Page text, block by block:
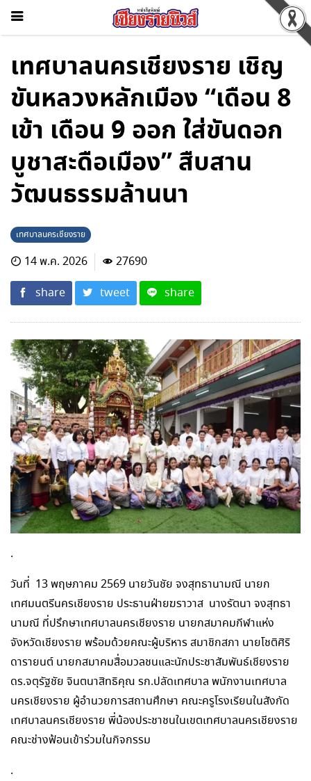
เทศบาลนครเชียงราย เชิญ
ขันหลวงหลักเมือง “เดือน 8
เข้า เดือน 9 ออก ใส่ขันดอก
บูชาสะดือเมือง” สืบสาน
วัฒนธรรมล้านนา
เทศบาลนครเชียงราย
14 พ.ค. 2026
27690
share
tweet share
.
วันที่ 13 พฤษภาคม 2569 นายวันชัย จงสุทธานามณี นายก
เทศมนตรีนครเชียงราย ประธานฝ่ายฆราวาส นางรัตนา จงสุทธา
นามณี ที่ปรึกษาเทศบาลนครเชียงราย นายกสมาคมกีฬาแห่ง
จังหวัดเชียงราย พร้อมด้วยคณะผู้บริหาร สมาชิกสภา นายโชติศิริ
ดารายนต์ นายกสมาคมสื่อมวลชนและนักประชาสัมพันธ์เชียงราย
ดร.จตุรัฐชัย จินตนาสิทธิคุณ รก.ปลัดเทศบาล พนักงานเทศบาล
นครเชียงราย ผู้อำนวยการสถานศึกษา คณะครูโรงเรียนในสังกัด
เทศบาลนครเชียงราย พี่น้องประชาชนในเขตเทศบาลนครเชียงราย
คณะช่างฟ้อนเข้าร่วมในกิจกรรม
.